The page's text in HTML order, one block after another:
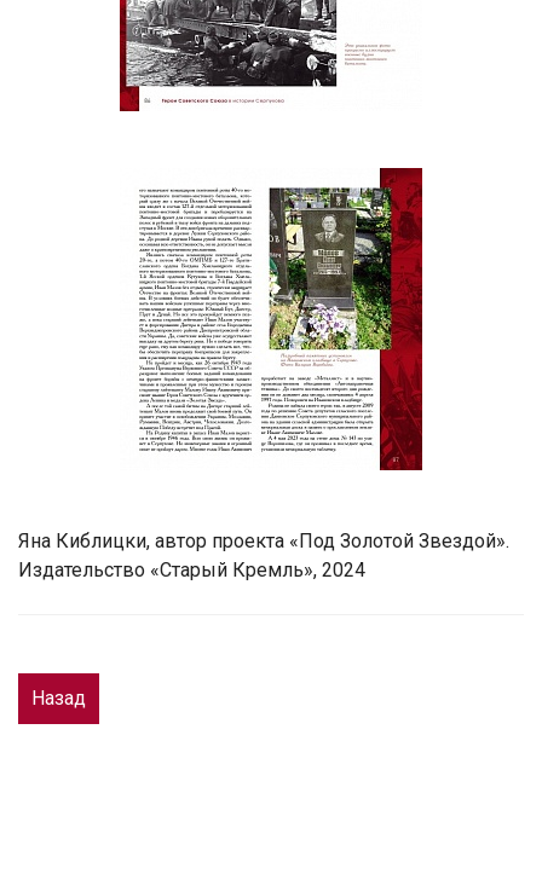
Яна Киблицки, автор проекта «Под Золотой Звездой».
Издательство «Старый Кремль», 2024
Назад